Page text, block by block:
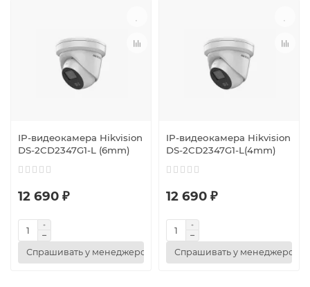
IP-видеокамера Hikvision
DS-2CD2347G1-L (6mm)
12 690 ₽
Спрашивать у менеджеров
IP-видеокамера Hikvision
DS-2CD2347G1-L(4mm)
12 690 ₽
Спрашивать у менеджеров